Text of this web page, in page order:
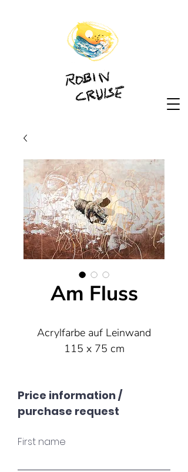
Am Fluss
Acrylfarbe auf Leinwand
115 x 75 cm
Price information /
purchase request
First name